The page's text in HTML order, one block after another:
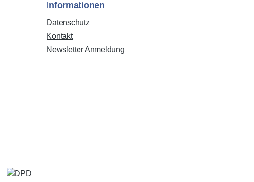
Informationen
Datenschutz
Kontakt
Newsletter Anmeldung